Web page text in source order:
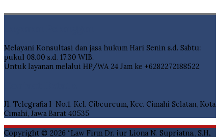
Melayani Konsultasi dan jasa hukum Hari Senin s.d. Sabtu:
pukul 08.00 s.d. 17.30 WIB.
Untuk layanan melalui HP/WA 24 Jam ke +6282272188522
Jl. Telegrafia I No.1, Kel. Cibeureum, Kec. Cimahi Selatan, Kota
Cimahi, Jawa Barat 40535
Copyright © 2026 “Law Firm Dr. iur Liona N. Supriatna., S.H.,